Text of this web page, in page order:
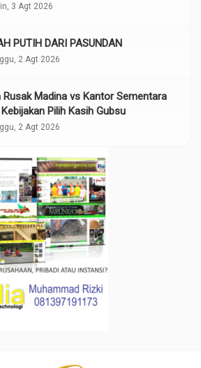
3 Agt 2026
PUTIH DARI PASUNDAN
2 Agt 2026
Rusak Madina vs Kantor Sementara
Pilih Kasih Gubsu
2 Agt 2026